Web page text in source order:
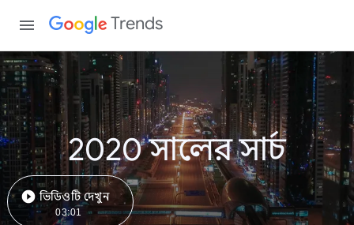
Trends
2020 সালের সার্চ
ভিডিওটি দেখুন
03:01